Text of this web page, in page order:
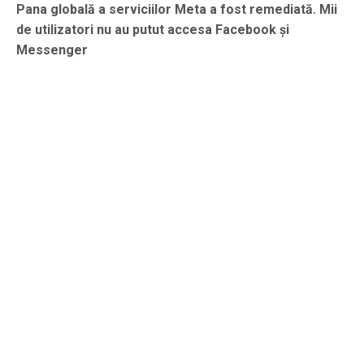
Pana globală a serviciilor Meta a fost remediată. Mii
de utilizatori nu au putut accesa Facebook și
Messenger